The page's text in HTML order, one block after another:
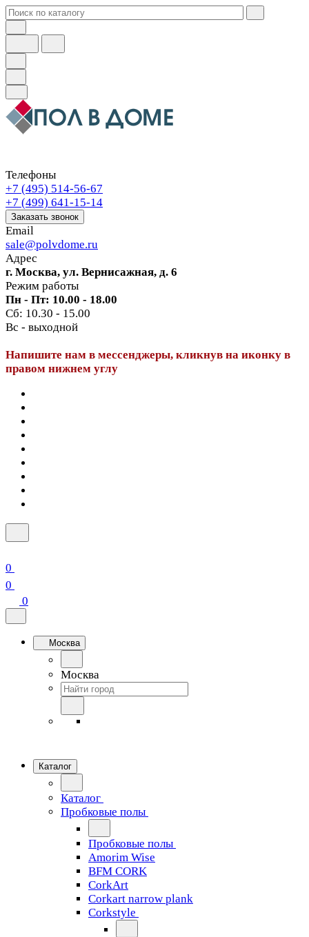
Телефоны
+7 (495) 514-56-67
+7 (499) 641-15-14
Заказать звонок
Email
sale@polvdome.ru
Адрес
г. Москва, ул. Вернисажная, д. 6
Режим работы
Пн - Пт: 10.00 - 18.00
Сб: 10.30 - 15.00
Вс - выходной
Напишите нам в мессенджеры, кликнув на иконку в
правом нижнем углу
0
0
0
Москва
Москва
Каталог
Каталог
Пробковые полы
Пробковые полы
Amorim Wise
BFM CORK
CorkArt
Corkart narrow plank
Corkstyle